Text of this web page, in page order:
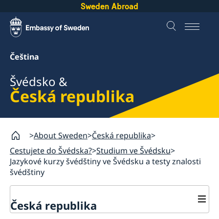
Sweden Abroad
Čeština
Švédsko &
Česká republika
About Sweden Česká republika
Cestujete do Švédska? Studium ve Švédsku
Jazykové kurzy švédštiny ve Švédsku a testy znalosti
švédštiny
Česká republika